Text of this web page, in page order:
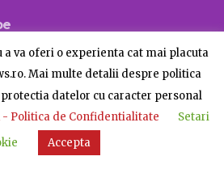
- Toate drepturile rezervate
Contact Publicitate
a va oferi o experienta cat mai placuta
Mai multe detalii despre politica
datelor cu caracter personal
- Politica de Confidentialitate
Setari
Accepta